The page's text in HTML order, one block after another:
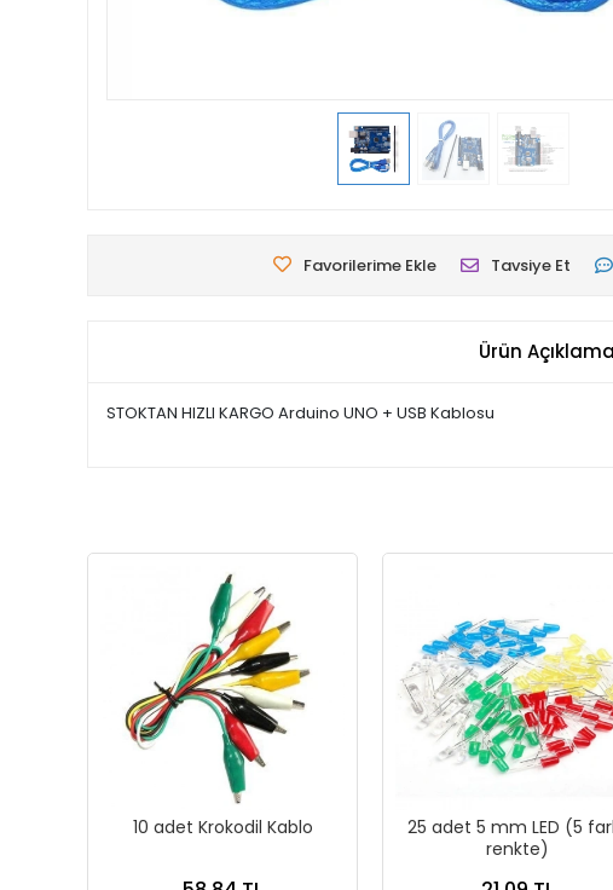
Favorilerime Ekle Tavsiye Et
Ürün
STOKTAN HIZLI KARGO Arduino UNO + USB Kablosu
10 adet Krokodil Kablo
25 adet 5 mm LED (5
renkte)